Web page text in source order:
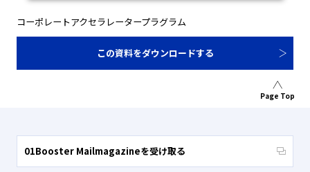
コーポレートアクセラレータープラグラム
この資料をダウンロードする
Page Top
01Booster Mailmagazineを受け取る